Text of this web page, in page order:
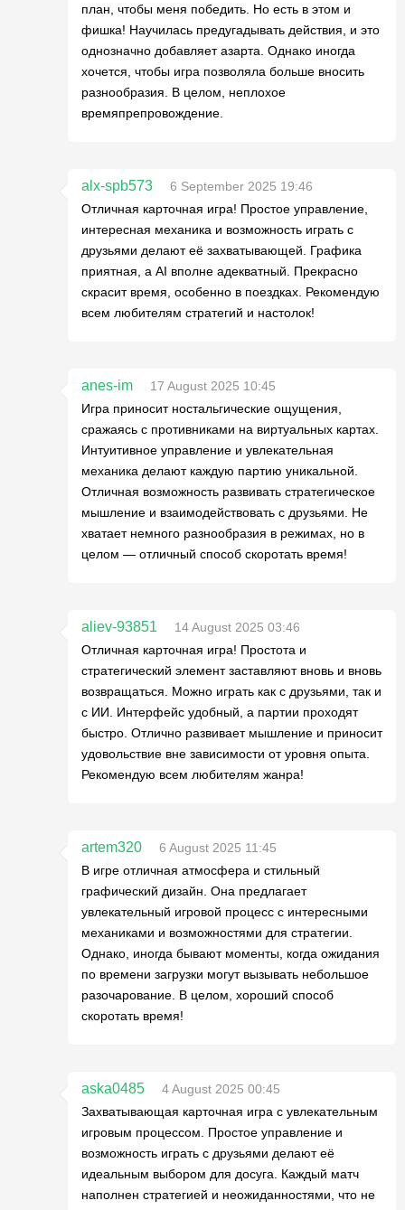
план, чтобы меня победить. Но есть в этом и
фишка! Научилась предугадывать действия, и это
однозначно добавляет азарта. Однако иногда
хочется, чтобы игра позволяла больше вносить
разнообразия. В целом, неплохое
времяпрепровождение.
alx-spb573
6 September 2025 19:46
Отличная карточная игра! Простое управление,
интересная механика и возможность играть с
друзьями делают её захватывающей. Графика
приятная, а AI вполне адекватный. Прекрасно
скрасит время, особенно в поездках. Рекомендую
всем любителям стратегий и настолок!
anes-im
17 August 2025 10:45
Игра приносит ностальгические ощущения,
сражаясь с противниками на виртуальных картах.
Интуитивное управление и увлекательная
механика делают каждую партию уникальной.
Отличная возможность развивать стратегическое
мышление и взаимодействовать с друзьями. Не
хватает немного разнообразия в режимах, но в
целом — отличный способ скоротать время!
aliev-93851
14 August 2025 03:46
Отличная карточная игра! Простота и
стратегический элемент заставляют вновь и вновь
возвращаться. Можно играть как с друзьями, так и
с ИИ. Интерфейс удобный, а партии проходят
быстро. Отлично развивает мышление и приносит
удовольствие вне зависимости от уровня опыта.
Рекомендую всем любителям жанра!
artem320
6 August 2025 11:45
В игре отличная атмосфера и стильный
графический дизайн. Она предлагает
увлекательный игровой процесс с интересными
механиками и возможностями для стратегии.
Однако, иногда бывают моменты, когда ожидания
по времени загрузки могут вызывать небольшое
разочарование. В целом, хороший способ
скоротать время!
aska0485
4 August 2025 00:45
Захватывающая карточная игра с увлекательным
игровым процессом. Простое управление и
возможность играть с друзьями делают её
идеальным выбором для досуга. Каждый матч
наполнен стратегией и неожиданностями, что не